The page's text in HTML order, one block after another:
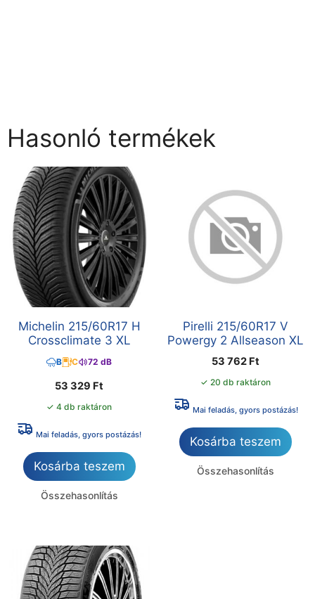
Hasonló termékek
Michelin 215/60R17 H
Crossclimate 3 XL
B C 72 dB
53 329 Ft
✓ 4 db raktáron
Mai feladás, gyors postázás!
Kosárba teszem
Összehasonlítás
Pirelli 215/60R17 V
Powergy 2 Allseason XL
53 762 Ft
✓ 20 db raktáron
Mai feladás, gyors postázás!
Kosárba teszem
Összehasonlítás